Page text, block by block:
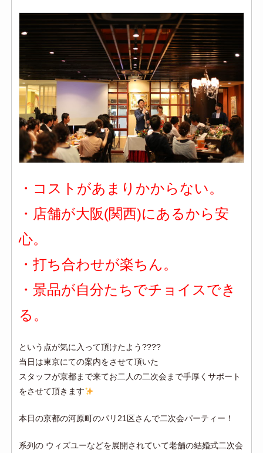
・コストがあまりかからない。
・店舗が大阪(関西)にあるから安
心。
・打ち合わせが楽ちん。
・景品が自分たちでチョイスでき
る。
という点が気に入って頂けたよう????
当日は東京にての案内をさせて頂いた
スタッフが京都まで来てお二人の二次会まで手厚くサポート
をさせて頂きます
本日の京都の河原町のパリ21区さんで二次会パーティー！
系列の ウィズユーなどを展開されていて老舗の結婚式二次会